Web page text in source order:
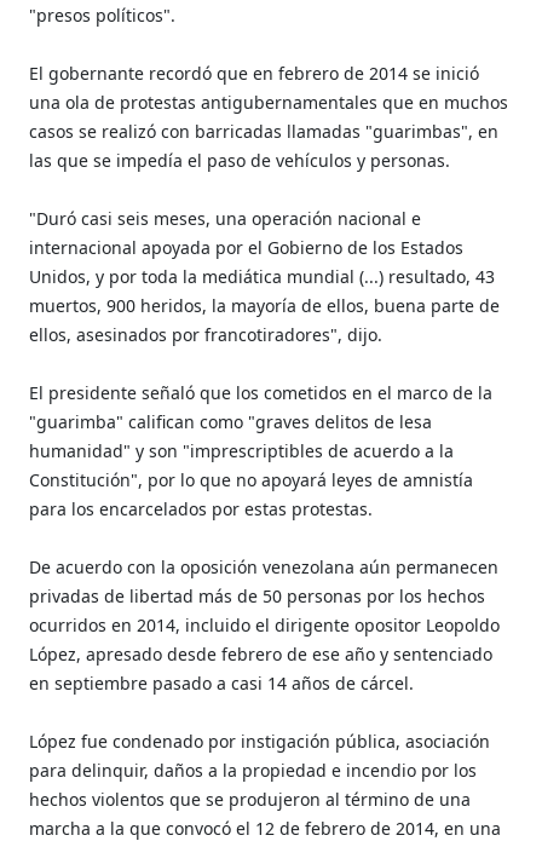
"presos políticos".
El gobernante recordó que en febrero de 2014 se inició
una ola de protestas antigubernamentales que en muchos
casos se realizó con barricadas llamadas "guarimbas", en
las que se impedía el paso de vehículos y personas.
"Duró casi seis meses, una operación nacional e
internacional apoyada por el Gobierno de los Estados
Unidos, y por toda la mediática mundial (...) resultado, 43
muertos, 900 heridos, la mayoría de ellos, buena parte de
ellos, asesinados por francotiradores", dijo.
El presidente señaló que los cometidos en el marco de la
"guarimba" califican como "graves delitos de lesa
humanidad" y son "imprescriptibles de acuerdo a la
Constitución", por lo que no apoyará leyes de amnistía
para los encarcelados por estas protestas.
De acuerdo con la oposición venezolana aún permanecen
privadas de libertad más de 50 personas por los hechos
ocurridos en 2014, incluido el dirigente opositor Leopoldo
López, apresado desde febrero de ese año y sentenciado
en septiembre pasado a casi 14 años de cárcel.
López fue condenado por instigación pública, asociación
para delinquir, daños a la propiedad e incendio por los
hechos violentos que se produjeron al término de una
marcha a la que convocó el 12 de febrero de 2014, en una